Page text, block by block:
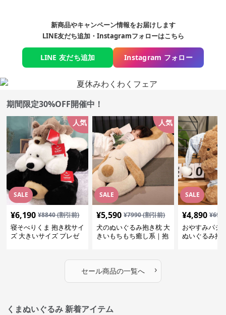
新商品やキャンペーン情報をお届けします
LINE友だち追加・Instagramフォローはこちら
LINE 友だち追加 Instagram フォロー
期間限定30%OFF開催中！
SALE
人気
¥6,190 ¥8840(割引前)
寝そべりくま 抱き枕サイ
ズ 大きいサイズ プレゼ
SALE
人気
¥5,590 ¥7990(割引前)
犬のぬいぐるみ抱き枕 大
きいもちもち癒し系｜抱
SALE
¥4,890 ¥
おやすみパジ
ぬいぐるみ抱
セール商品の一覧へ ›
くまぬいぐるみ 新着アイテム